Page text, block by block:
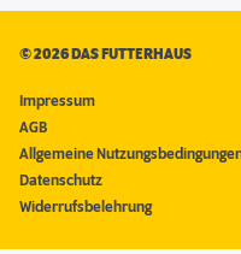
©2026 DAS FUTTERHAUS
Impressum
AGB
Allgemeine
Datenschutz
Widerrufsbelehrung